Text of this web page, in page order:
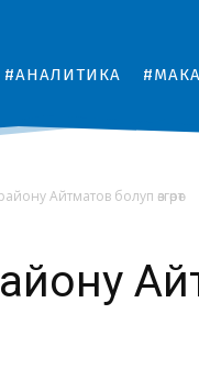
#АНАЛИТИКА
Айтматов болуп өзгөрөт